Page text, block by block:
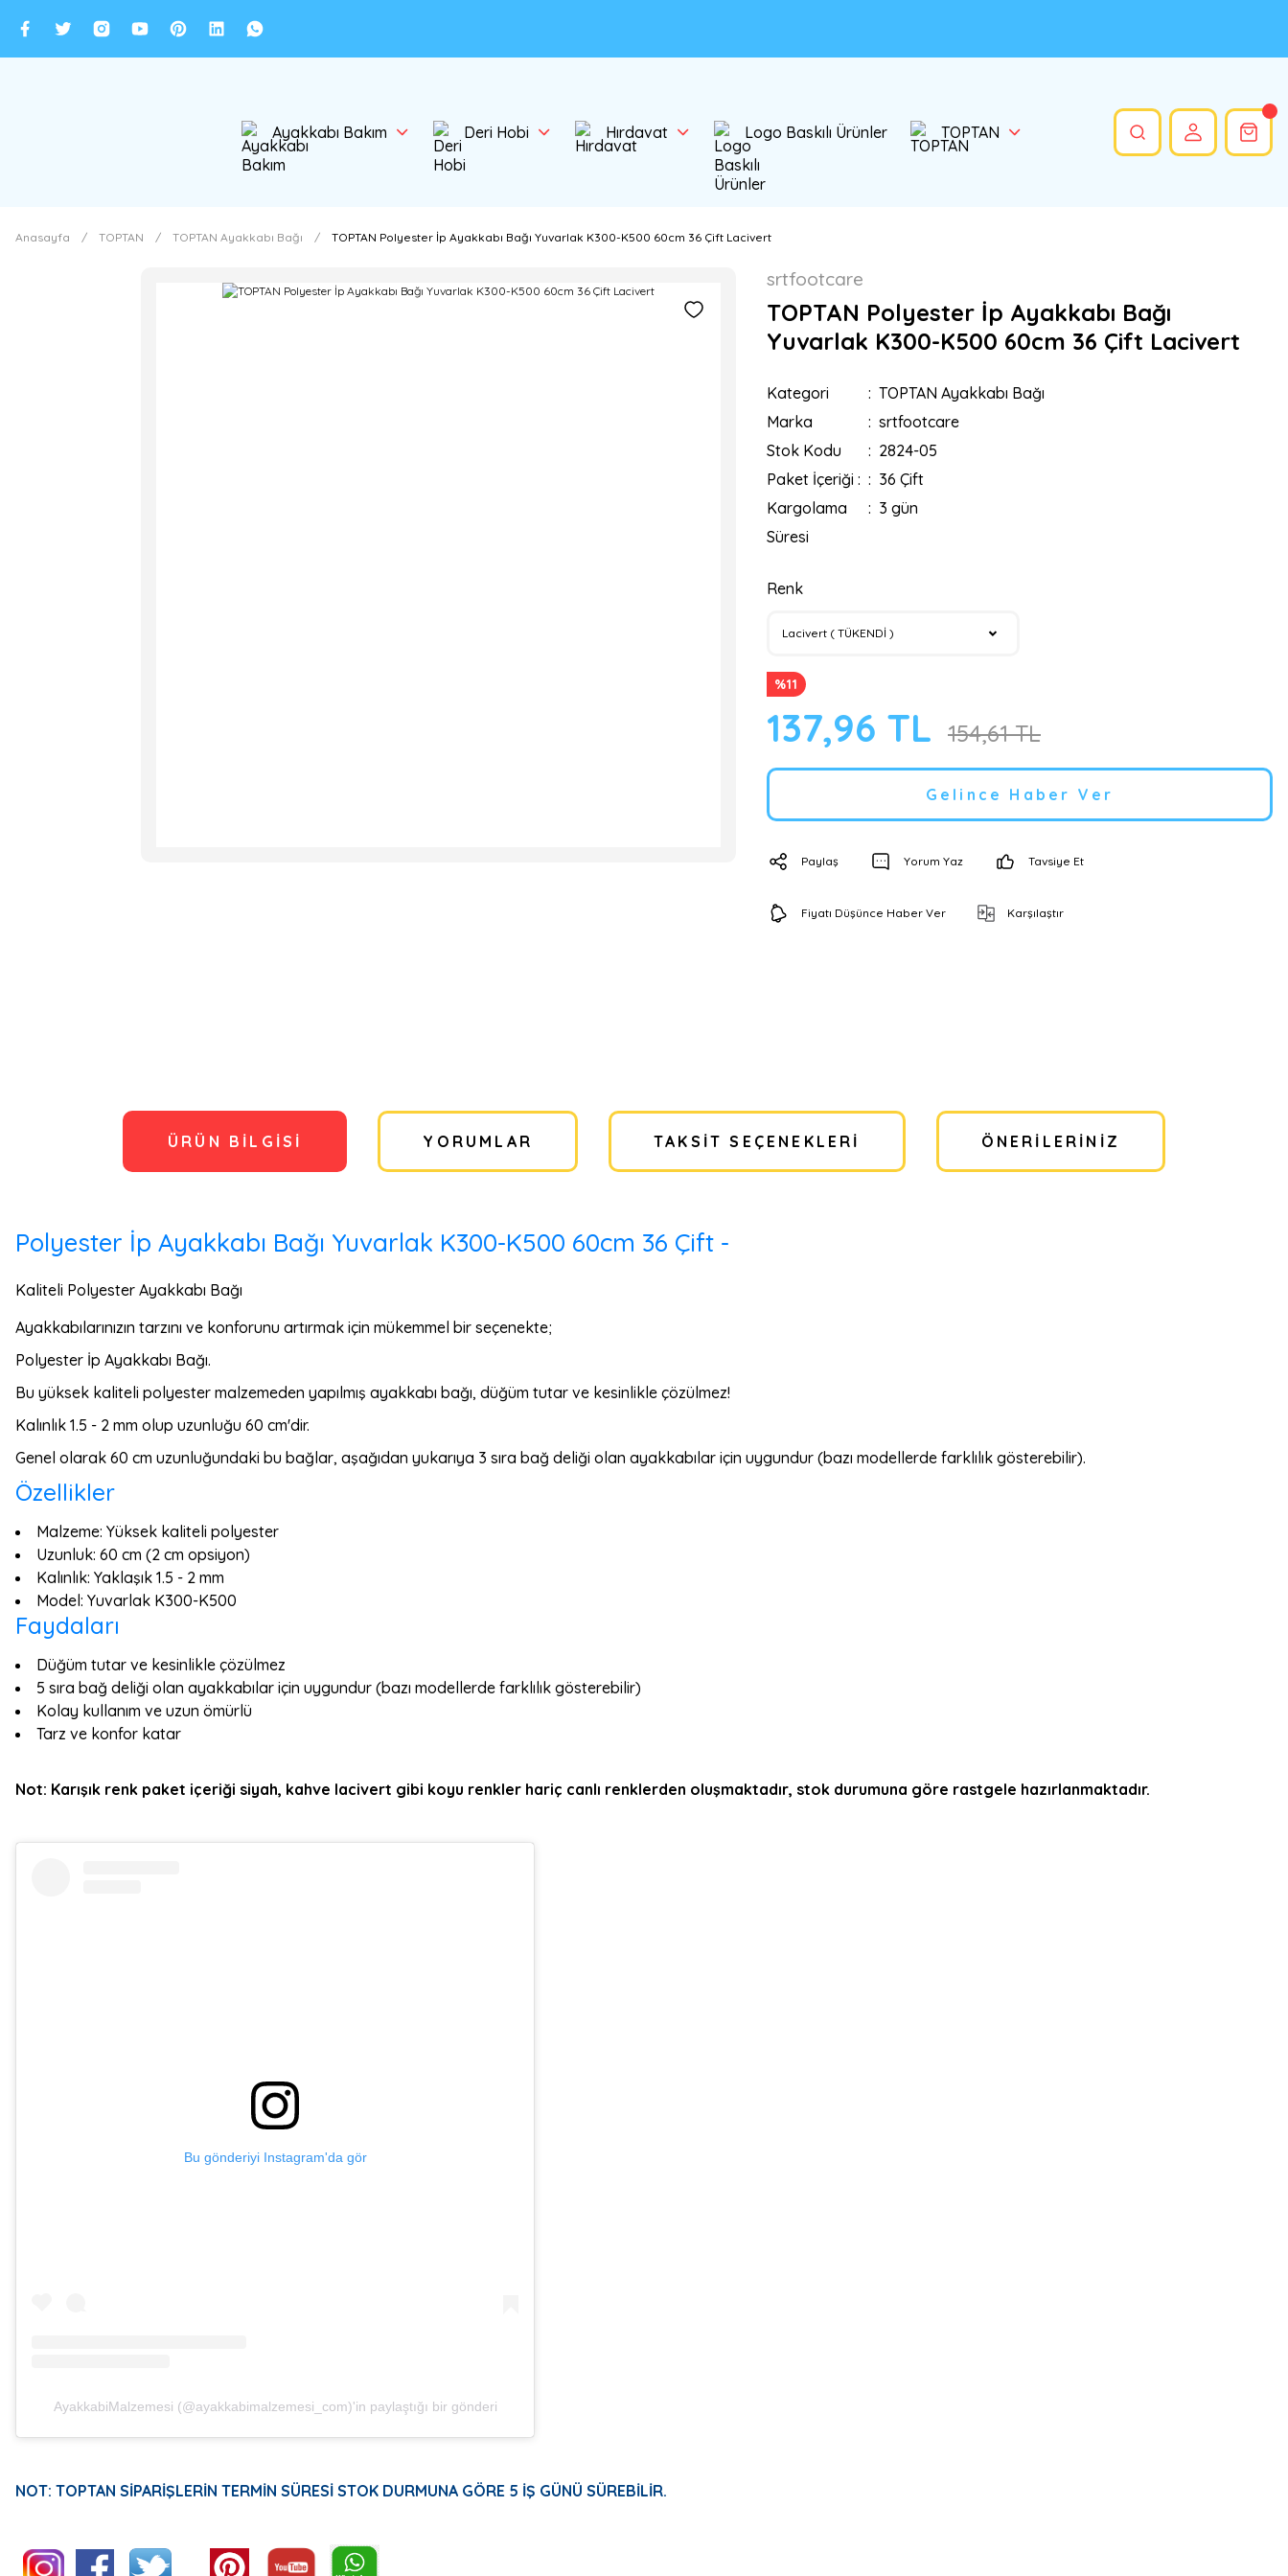
Ayakkabı Bakım Deri Hobi Hırdavat Logo Baskılı Ürünler TOPTAN
Anasayfa TOPTAN TOPTAN Ayakkabı Bağı TOPTAN Polyester İp Ayakkabı Bağı Yuvarlak K300-K500 60cm 36 Çift Lacivert
srtfootcare
TOPTAN Polyester İp Ayakkabı Bağı
Yuvarlak K300-K500 60cm 36 Çift Lacivert
Kategori
TOPTAN Ayakkabı Bağı
Marka
srtfootcare
Stok Kodu
2824-05
Paket İçeriği :
36 Çift
Kargolama
Süresi
3 gün
Renk
%11
137,96 TL 154,61 TL
Gelince Haber Ver
Paylaş Yorum Yaz Tavsiye Et
Fiyatı Düşünce Haber Ver Karşılaştır
ÜRÜN BILGISI YORUMLAR TAKSIT SEÇENEKLERI ÖNERILERINIZ
Polyester İp Ayakkabı Bağı Yuvarlak K300-K500 60cm 36 Çift -
Kaliteli Polyester Ayakkabı Bağı
Ayakkabılarınızın tarzını ve konforunu artırmak için mükemmel bir seçenekte;
Polyester İp Ayakkabı Bağı.
Bu yüksek kaliteli polyester malzemeden yapılmış ayakkabı bağı, düğüm tutar ve kesinlikle çözülmez!
Kalınlık 1.5 - 2 mm olup uzunluğu 60 cm'dir.
Genel olarak 60 cm uzunluğundaki bu bağlar, aşağıdan yukarıya 3 sıra bağ deliği olan ayakkabılar için uygundur (bazı modellerde farklılık gösterebilir).
Özellikler
Malzeme: Yüksek kaliteli polyester
Uzunluk: 60 cm (2 cm opsiyon)
Kalınlık: Yaklaşık 1.5 - 2 mm
Model: Yuvarlak K300-K500
Faydaları
Düğüm tutar ve kesinlikle çözülmez
5 sıra bağ deliği olan ayakkabılar için uygundur (bazı modellerde farklılık gösterebilir)
Kolay kullanım ve uzun ömürlü
Tarz ve konfor katar
Not: Karışık renk paket içeriği siyah, kahve lacivert gibi koyu renkler hariç canlı renklerden oluşmaktadır, stok durumuna göre rastgele hazırlanmaktadır.
Bu gönderiyi Instagram'da gör
AyakkabiMalzemesi (@ayakkabimalzemesi_com)'in paylaştığı bir gönderi
NOT: TOPTAN SİPARİŞLERİN TERMİN SÜRESİ STOK DURMUNA GÖRE 5 İŞ GÜNÜ SÜREBİLİR.